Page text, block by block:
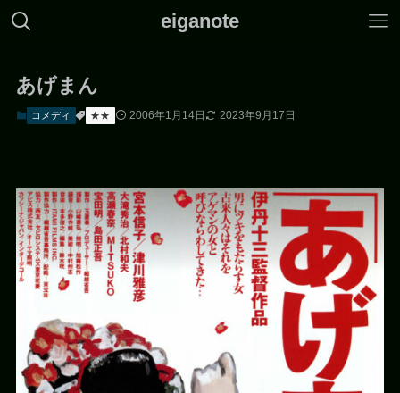
eiganote
あげまん
コメディ ★★ 2006年1月14日 2023年9月17日